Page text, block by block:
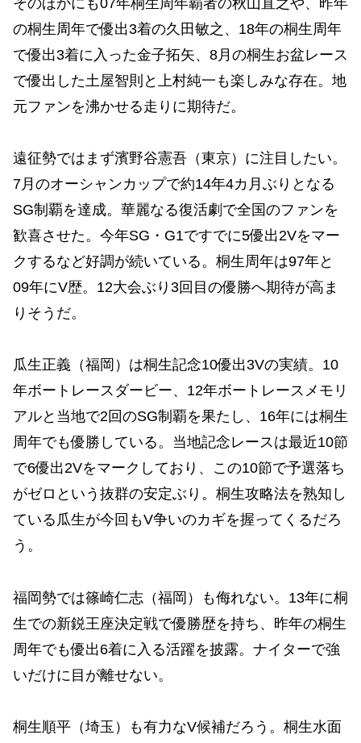
の桐生周年で優出3着の久田敏之、18年の桐生周年
で優出3着に入った金子拓矢、8月の桐生お盆レース
で優出した土屋智則と上村純一も楽しみな存在。地
元ファンを沸かせる走りに期待だ。
遠征勢ではまず濱野谷憲吾（東京）に注目したい。
7月のオーシャンカップで約14年4カ月ぶりとなる
SG制覇を達成。華麗なる復活劇で全国のファンを
歓喜させた。今年SG・G1ですでに5優出2Vをマー
クするなど好調が続いている。桐生周年は97年と
09年にV歴。12大会ぶり3回目の優勝へ期待が高ま
りそうだ。
瓜生正義（福岡）は桐生記念10優出3Vの実績。10
年ボートレースダービー、12年ボートレースメモリ
アルと当地で2回のSG制覇を果たし、16年には桐生
周年でも優勝している。当地記念レースは最近10節
で6優出2Vをマークしており、この10節で予選落ち
がゼロという抜群の安定ぶり。桐生攻略法を熟知し
ている瓜生が今回もV争いのカギを握ってくるだろ
う。
福岡勢では篠崎仁志（福岡）も侮れない。13年に桐
生での新鋭王座決定戦で優勝歴を持ち、昨年の桐生
周年でも優出6着に入る活躍を披露。ナイターで強
いだけに目が離せない。
桐生順平（埼玉）も有力なV候補だろう。桐生水面